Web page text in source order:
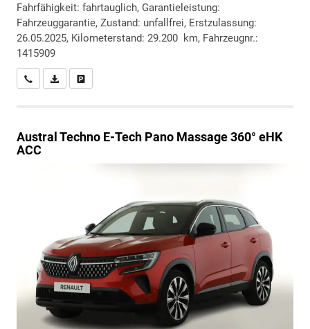
Fahrfähigkeit: fahrtauglich, Garantieleistung:
Fahrzeuggarantie, Zustand: unfallfrei, Erstzulassung:
26.05.2025, Kilometerstand: 29.200 km, Fahrzeugnr.:
1415909
Wir rufen Sie anPDF-Datei, Fahrzeugexposé drucken
Austral Techno E-Tech Pano Massage 360° eHK
ACC